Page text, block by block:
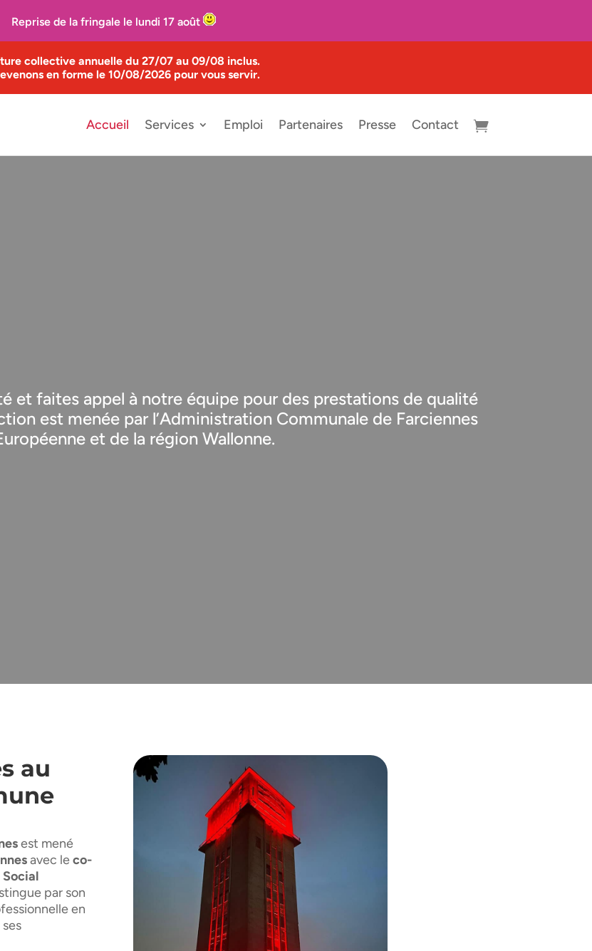
Reprise de la fringale le lundi 17 août
collective annuelle du 27/07 au 09/08 inclus.
en forme le 10/08/2026 pour vous servir.
Accueil Services Emploi Partenaires Presse Contact
et faites appel à notre équipe pour des prestations de qualité
est menée par l’Administration Communale de Farciennes
et de la région Wallonne.
au
est mené
avec leco-
Social
par son
en